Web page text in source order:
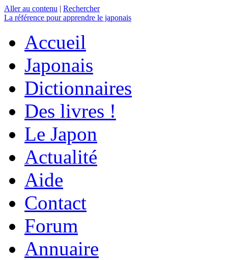
Aller au contenu | Rechercher
La référence pour apprendre le japonais
Accueil
Japonais
Dictionnaires
Des livres !
Le Japon
Actualité
Aide
Contact
Forum
Annuaire